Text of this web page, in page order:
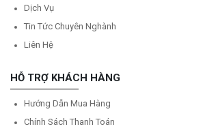
Dịch Vụ
Tin Tức Chuyên Nghành
Liên Hệ
HỖ TRỢ KHÁCH HÀNG
Hướng Dẫn Mua Hàng
Chính Sách Thanh Toán